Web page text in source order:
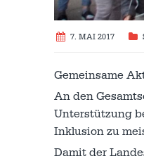
7. MAI 2017
Gemeinsame
An den
Unterstützung
Inklusion zu
Damit der